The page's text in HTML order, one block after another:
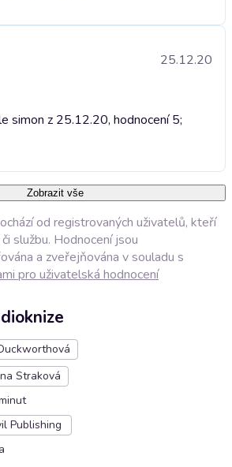
25.12.20
simon z 25.12.20, hodnocení 5;
Zobrazit vše
od registrovaných uživatelů, kteří
službu. Hodnocení jsou
a zveřejňována v souladu s
pro uživatelská hodnocení
Straková
Publishing